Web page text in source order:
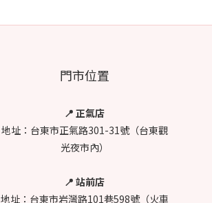
門市位置
📍 正氣店
地址：台東市正氣路301-31號（台東觀
光夜市內）
📍 站前店
地址：台東市岩灣路101巷598號（火車